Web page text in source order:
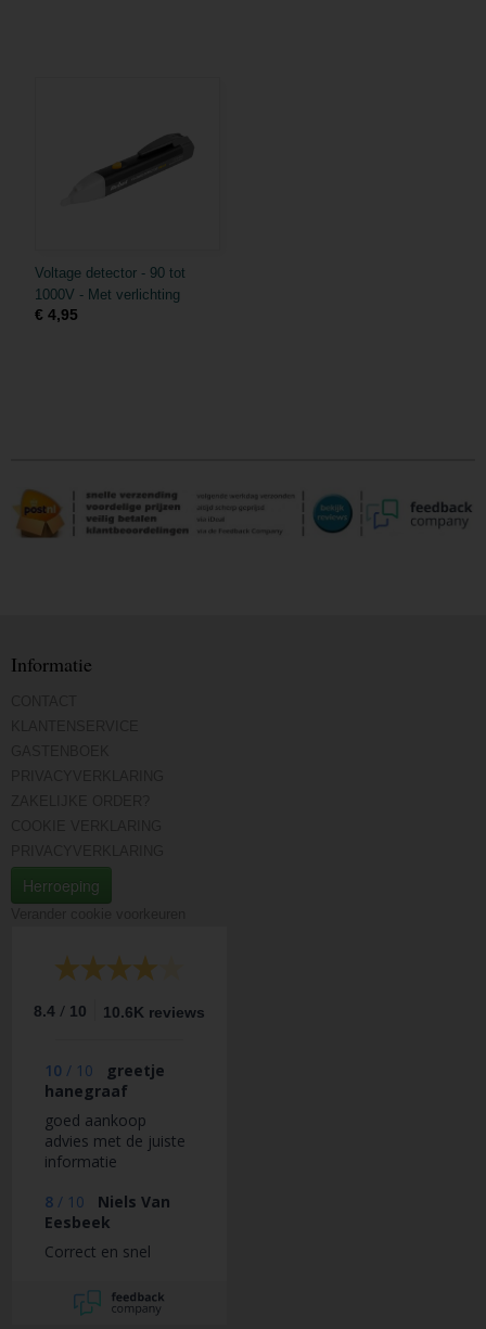
Voltage detector - 90 tot
1000V - Met verlichting
€ 4,95
Informatie
Herroeping
8.4 / 10 10.6K reviews
10 / 10
greetje
hanegraaf
goed aankoop
advies met de juiste
informatie
8 / 10
Niels Van
Eesbeek
Correct en snel